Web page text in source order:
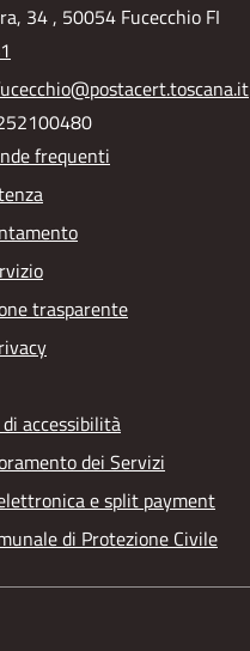
34 , 50054 Fucecchio FI
frequenti
trasparente
accessibilità
dei Servizi
e split payment
di Protezione Civile